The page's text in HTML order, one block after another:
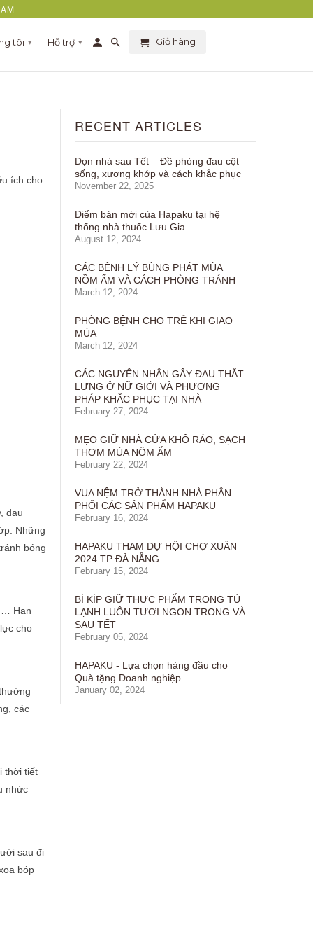
ích cho
đau
Những
bóng
Hạn
cho
các
thời tiết
nhức
sau đi
bóp
RECENT ARTICLES
Dọn nhà sau Tết – Đề phòng đau cột
sống, xương khớp và cách khắc phục
November 22, 2025
Điểm bán mới của Hapaku tại hệ
thống nhà thuốc Lưu Gia
August 12, 2024
CÁC BỆNH LÝ BÙNG PHÁT MÙA
NỒM ẨM VÀ CÁCH PHÒNG TRÁNH
March 12, 2024
PHÒNG BỆNH CHO TRẺ KHI GIAO
MÙA
March 12, 2024
CÁC NGUYÊN NHÂN GÂY ĐAU THẮT
LƯNG Ở NỮ GIỚI VÀ PHƯƠNG
PHÁP KHẮC PHỤC TẠI NHÀ
February 27, 2024
MẸO GIỮ NHÀ CỬA KHÔ RÁO, SẠCH
THƠM MÙA NỒM ẨM
February 22, 2024
VUA NỆM TRỞ THÀNH NHÀ PHÂN
PHỐI CÁC SẢN PHẨM HAPAKU
February 16, 2024
HAPAKU THAM DỰ HỘI CHỢ XUÂN
2024 TP ĐÀ NẴNG
February 15, 2024
BÍ KÍP GIỮ THỰC PHẨM TRONG TỦ
LẠNH LUÔN TƯƠI NGON TRONG VÀ
SAU TẾT
February 05, 2024
HAPAKU - Lựa chọn hàng đầu cho
Quà tặng Doanh nghiệp
January 02, 2024
tôi ▾ Hỗ trợ ▾ Giỏ hàng